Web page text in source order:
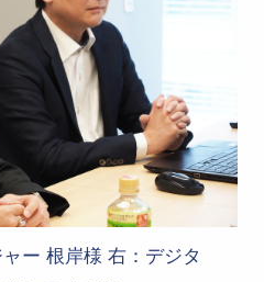
ー 根岸様 右：デジタ